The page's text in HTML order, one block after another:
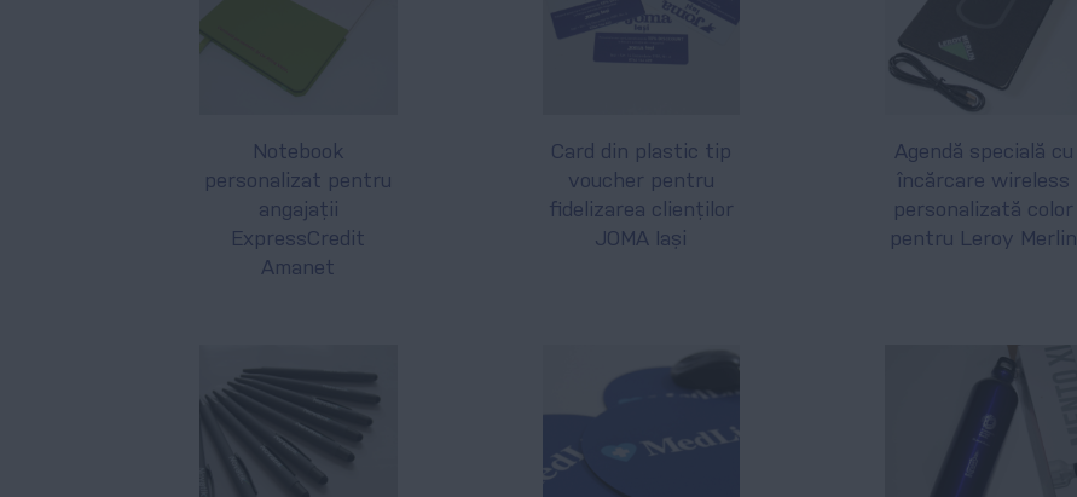
Notebook
personalizat pentru
angajații
ExpressCredit
Amanet
Card din plastic tip
voucher pentru
fidelizarea clienților
JOMA Iași
Agendă specială cu
încărcare wireless
personalizată color
pentru Leroy Merlin